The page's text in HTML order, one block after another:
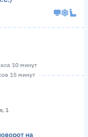
10 минут
15 минут
1
на